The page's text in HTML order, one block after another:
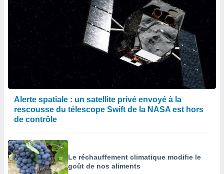
Alerte spatiale : un satellite privé envoyé à la
rescousse du télescope Swift de la NASA est hors
de contrôle
Le réchauffement climatique modifie le
goût de nos aliments